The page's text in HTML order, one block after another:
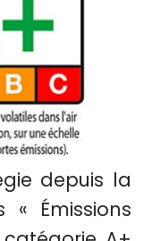
depuis la
Émissions